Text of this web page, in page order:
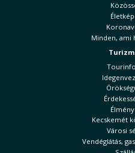
Minden, ami
Kecskemét
Városi
Vendéglátás,